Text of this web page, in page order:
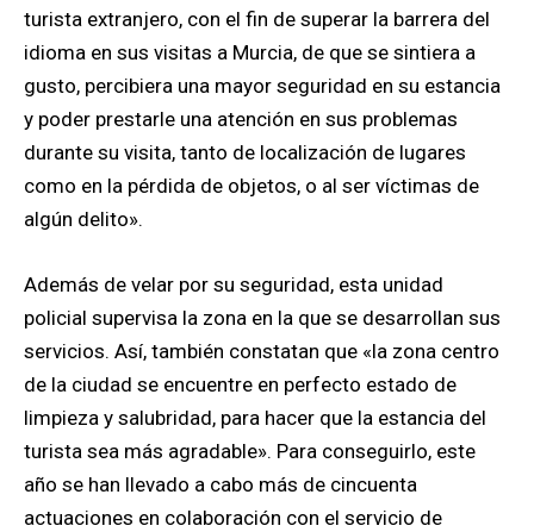
turista extranjero, con el fin de superar la barrera del
idioma en sus visitas a Murcia, de que se sintiera a
gusto, percibiera una mayor seguridad en su estancia
y poder prestarle una atención en sus problemas
durante su visita, tanto de localización de lugares
como en la pérdida de objetos, o al ser víctimas de
algún delito».
Además de velar por su seguridad, esta unidad
policial supervisa la zona en la que se desarrollan sus
servicios. Así, también constatan que «la zona centro
de la ciudad se encuentre en perfecto estado de
limpieza y salubridad, para hacer que la estancia del
turista sea más agradable». Para conseguirlo, este
año se han llevado a cabo más de cincuenta
actuaciones en colaboración con el servicio de